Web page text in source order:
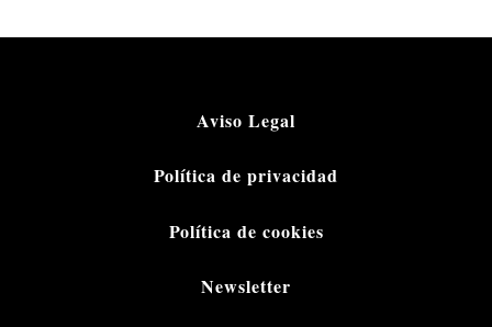
Aviso Legal
Política de privacidad
Política de cookies
Newsletter